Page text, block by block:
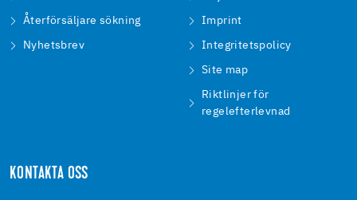
Återförsäljare sökning
Nyhetsbrev
Imprint
Integritetspolicy
Site map
Riktlinjer för
regelefterlevnad
KONTAKTA OSS